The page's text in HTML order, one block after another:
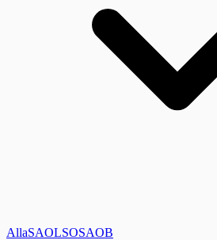
AllaSAOLSOSAOB